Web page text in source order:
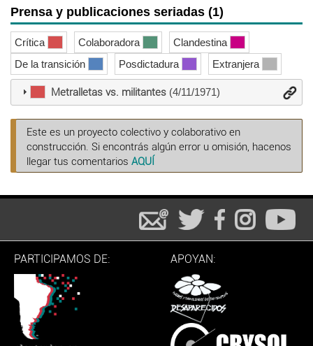
Prensa y publicaciones seriadas (1)
Crítica Colaboradora
Clandestina
De la transición
Posdictadura Extranjera
Metralletas vs. militantes(4/11/1971)
Este es un proyecto colectivo y colaborativo en
construcción. Si encontrás algún error u omisión, hacenos
llegar tus comentarios AQUÍ
PARTICIPAMOS DE: APOYAN: